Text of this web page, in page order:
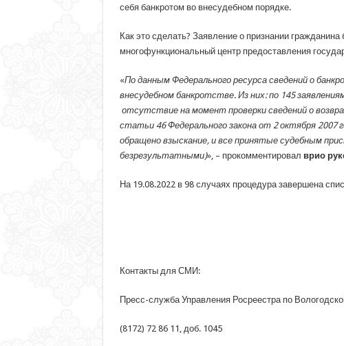
себя банкротом во внесудебном порядке.
Как это сделать? Заявление о признании
многофункциональный центр предоставления
«По данным Федерального ресурса сведений о
внесудебном банкротстве. Из них: по 145
отсутствие на момент проверки сведений о
статьи 46 Федерального закона от 2 октября
обращено взыскание, и все принятые судебным
безрезультатными)», – прокомментировал врио
На 19.08.2022 в 98 случаях процедура завершена
Контакты для СМИ:
Пресс-служба Управления Росреестра по
(8172) 72 86 11, доб. 1045